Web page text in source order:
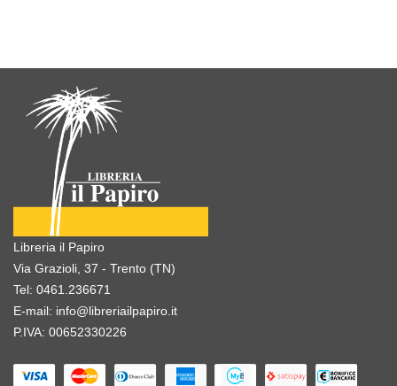
Libreria il Papiro
Via Grazioli, 37 - Trento (TN)
Tel: 0461.236671
E-mail: info@libreriailpapiro.it
P.IVA: 00652330226